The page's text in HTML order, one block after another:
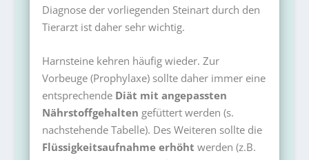
Diagnose der vorliegenden Steinart durch den
Tierarzt ist daher sehr wichtig.
Harnsteine kehren häufig wieder. Zur
Vorbeuge (Prophylaxe) sollte daher immer eine
entsprechende Diät mit angepassten
Nährstoffgehalten gefüttert werden (s.
nachstehende Tabelle). Des Weiteren sollte die
Flüssigkeitsaufnahme erhöht werden (z.B.